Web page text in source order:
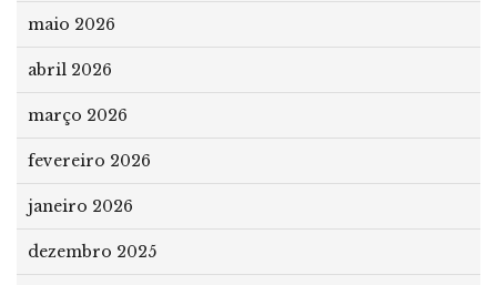
maio 2026
abril 2026
março 2026
fevereiro 2026
janeiro 2026
dezembro 2025